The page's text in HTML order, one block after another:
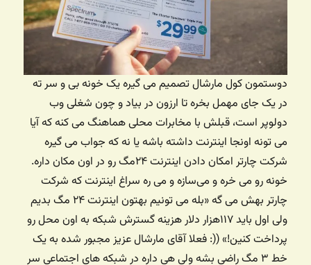
دوستمون کول مارشال تصمیم می گیره یک خونه بی و سر ته
در یک جای مهمل بخره تا ارزون در بیاد و چون شغلی وب
دولوپر است، قبلش با مخابرات محلی هماهنگ می کنه که آیا
می تونه اونجا اینترنت داشته باشه یا نه که جواب می گیره
شرکت چارتر امکان دادن اینترنت ۲۴مگ رو در اون مکان داره.
خونه رو می خره و می‌سازه و می ره سراغ اینترنت که شرکت
چارتر بهش می گه «بله می تونیم بهتون اینترنت ۲۴ مگ بدیم
ولی اول باید ۱۱۷هزار دلار هزینه گسترش شبکه به اون محل رو
پرداخت کنین!» ((: فعلا آقای مارشال عزیز مجبور شده به یک
خط ۳ مگ راضی بشه ولی هی داره در شبکه های اجتماعی سر